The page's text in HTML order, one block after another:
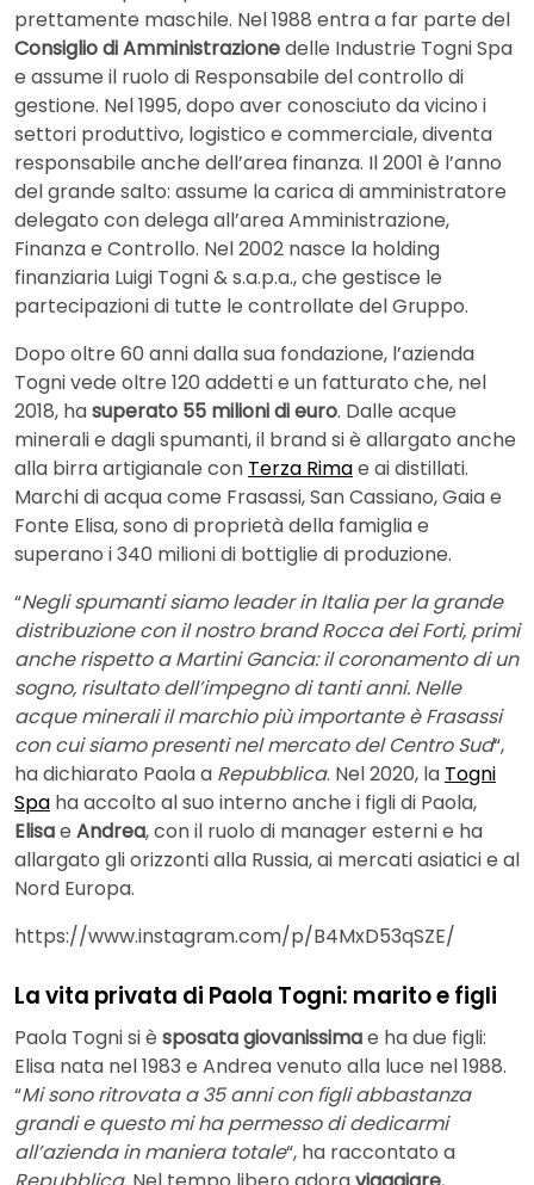
prettamente maschile. Nel 1988 entra a far parte del
Consiglio di Amministrazionedelle Industrie Togni Spa
e assume il ruolo di Responsabile del controllo di
gestione. Nel 1995, dopo aver conosciuto da vicino i
settori produttivo, logistico e commerciale, diventa
responsabile anche dell’area finanza. Il 2001 è l’anno
del grande salto: assume la carica di amministratore
delegato con delega all’area Amministrazione,
Finanza e Controllo. Nel 2002 nasce la holding
finanziaria Luigi Togni & s.a.p.a., che gestisce le
partecipazioni di tutte le controllate del Gruppo.
Dopo oltre 60 anni dalla sua fondazione, l’azienda
Togni vede oltre 120 addetti e un fatturato che, nel
2018, hasuperato 55 milioni di euro. Dalle acque
minerali e dagli spumanti, il brand si è allargato anche
alla birra artigianale con Terza Rimae ai distillati.
Marchi di acqua come Frasassi, San Cassiano, Gaia e
Fonte Elisa, sono di proprietà della famiglia e
superano i 340 milioni di bottiglie di produzione.
“Negli spumanti siamo leader in Italia per la grande
distribuzione con il nostro brand Rocca dei Forti, primi
anche rispetto a Martini Gancia: il coronamento di un
sogno, risultato dell’impegno di tanti anni. Nelle
acque minerali il marchio più importante è Frasassi
con cui siamo presenti nel mercato del Centro Sud“,
ha dichiarato Paola a Repubblica. Nel 2020, la Togni
Spa ha accolto al suo interno anche i figli di Paola,
Elisae Andrea, con il ruolo di manager esterni e ha
allargato gli orizzonti alla Russia, ai mercati asiatici e al
Nord Europa.
https://www.instagram.com/p/B4MxD53qSZE/
La vita privata di Paola Togni: marito e figli
Paola Togni si è sposata giovanissimae ha due figli:
Elisa nata nel 1983 e Andrea venuto alla luce nel 1988.
“Mi sono ritrovata a 35 anni con figli abbastanza
grandi e questo mi ha permesso di dedicarmi
all’azienda in maniera totale“, ha raccontato a